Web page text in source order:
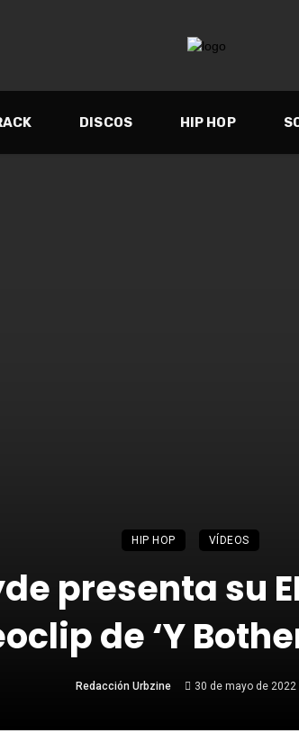
DISCOS HIP HOP
HIP HOP VÍDEOS
presenta su
de ‘Y
Redacción Urbzine 30 de mayo de 2022